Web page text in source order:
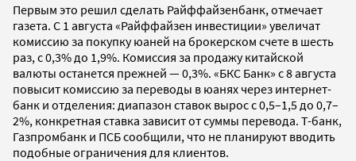
Первым это решил сделать Райффайзенбанк, отмечает
газета. С 1 августа «Райффайзен инвестиции» увеличат
комиссию за покупку юаней на брокерском счете в шесть
раз, с 0,3% до 1,9%. Комиссия за продажу китайской
валюты останется прежней — 0,3%. «БКС Банк» с 8 августа
повысит комиссию за переводы в юанях через интернет-
банк и отделения: диапазон ставок вырос с 0,5–1,5 до 0,7–
2%, конкретная ставка зависит от суммы перевода. Т-банк,
Газпромбанк и ПСБ сообщили, что не планируют вводить
подобные ограничения для клиентов.